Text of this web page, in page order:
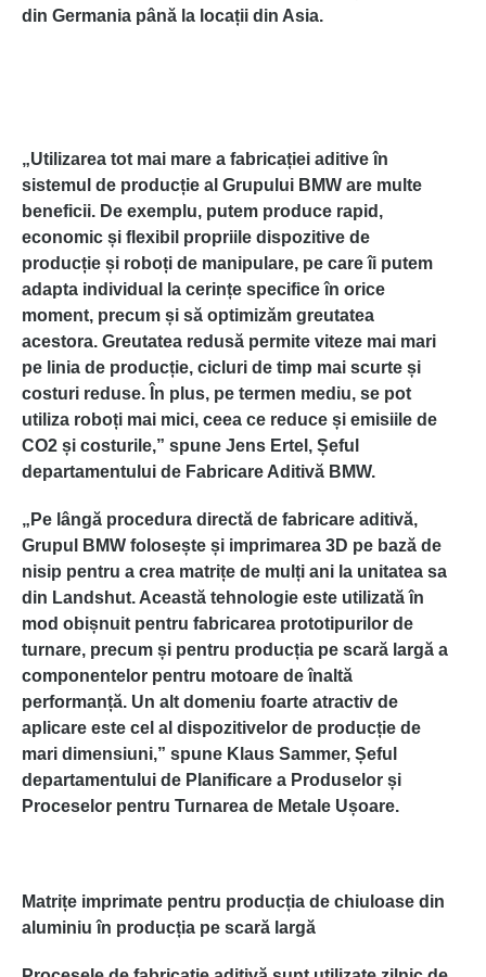
din Germania până la locații din Asia.
„Utilizarea tot mai mare a fabricației aditive în
sistemul de producție al Grupului BMW are multe
beneficii. De exemplu, putem produce rapid,
economic și flexibil propriile dispozitive de
producție și roboți de manipulare, pe care îi putem
adapta individual la cerințe specifice în orice
moment, precum și să optimizăm greutatea
acestora. Greutatea redusă permite viteze mai mari
pe linia de producție, cicluri de timp mai scurte și
costuri reduse. În plus, pe termen mediu, se pot
utiliza roboți mai mici, ceea ce reduce și emisiile de
CO2 și costurile,” spune Jens Ertel, Șeful
departamentului de Fabricare Aditivă BMW.
„Pe lângă procedura directă de fabricare aditivă,
Grupul BMW folosește și imprimarea 3D pe bază de
nisip pentru a crea matrițe de mulți ani la unitatea sa
din Landshut. Această tehnologie este utilizată în
mod obișnuit pentru fabricarea prototipurilor de
turnare, precum și pentru producția pe scară largă a
componentelor pentru motoare de înaltă
performanță. Un alt domeniu foarte atractiv de
aplicare este cel al dispozitivelor de producție de
mari dimensiuni,” spune Klaus Sammer, Șeful
departamentului de Planificare a Produselor și
Proceselor pentru Turnarea de Metale Ușoare.
Matrițe imprimate pentru producția de chiuloase din
aluminiu în producția pe scară largă